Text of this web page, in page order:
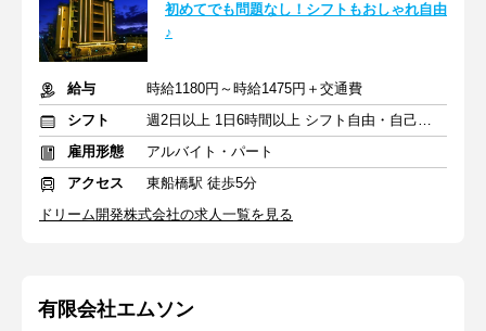
初めてでも問題なし！シフトもおしゃれ自由
♪
給与
時給1180円～時給1475円＋交通費
シフト
週2日以上 1日6時間以上 シフト自由・自己申告
雇用形態
アルバイト・パート
アクセス
東船橋駅 徒歩5分
ドリーム開発株式会社の求人一覧を見る
有限会社エムソン